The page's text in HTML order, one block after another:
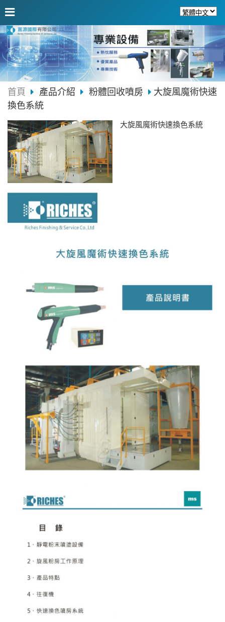
首頁 產品介紹 粉體回收噴房
大旋風魔術快速
換色系統
大旋風魔術快速換色系統